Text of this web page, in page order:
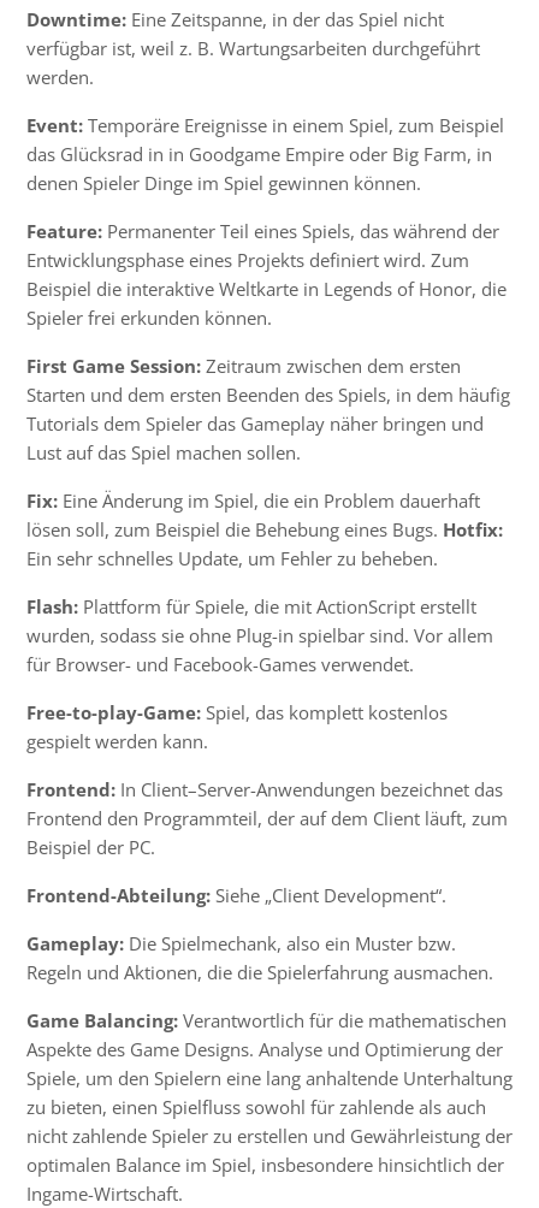
Downtime: Eine Zeitspanne, in der das Spiel nicht
verfügbar ist, weil z. B. Wartungsarbeiten durchgeführt
werden.
Event: Temporäre Ereignisse in einem Spiel, zum Beispiel
das Glücksrad in in Goodgame Empire oder Big Farm, in
denen Spieler Dinge im Spiel gewinnen können.
Feature: Permanenter Teil eines Spiels, das während der
Entwicklungsphase eines Projekts definiert wird. Zum
Beispiel die interaktive Weltkarte in Legends of Honor, die
Spieler frei erkunden können.
First Game Session: Zeitraum zwischen dem ersten
Starten und dem ersten Beenden des Spiels, in dem häufig
Tutorials dem Spieler das Gameplay näher bringen und
Lust auf das Spiel machen sollen.
Fix: Eine Änderung im Spiel, die ein Problem dauerhaft
lösen soll, zum Beispiel die Behebung eines Bugs. Hotfix:
Ein sehr schnelles Update, um Fehler zu beheben.
Flash: Plattform für Spiele, die mit ActionScript erstellt
wurden, sodass sie ohne Plug-in spielbar sind. Vor allem
für Browser- und Facebook-Games verwendet.
Free-to-play-Game: Spiel, das komplett kostenlos
gespielt werden kann.
Frontend: In Client–Server-Anwendungen bezeichnet das
Frontend den Programmteil, der auf dem Client läuft, zum
Beispiel der PC.
Frontend-Abteilung: Siehe „Client Development“.
Gameplay: Die Spielmechank, also ein Muster bzw.
Regeln und Aktionen, die die Spielerfahrung ausmachen.
Game Balancing: Verantwortlich für die mathematischen
Aspekte des Game Designs. Analyse und Optimierung der
Spiele, um den Spielern eine lang anhaltende Unterhaltung
zu bieten, einen Spielfluss sowohl für zahlende als auch
nicht zahlende Spieler zu erstellen und Gewährleistung der
optimalen Balance im Spiel, insbesondere hinsichtlich der
Ingame-Wirtschaft.